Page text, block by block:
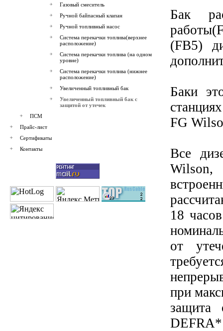
Газовый смеситель
Ручной байпасный клапан
Ручной топливный насос
Система перекачки топлива(верхнее
расположение)
Система перекачки топлива (на одном
уровне)
Система перекачки топлива (нижнее
расположение)
Увеличенный топливный бак
Увеличенный топливный бак с
защитой от утечек
ПСМ
Прайс-лист
Сертификаты
Контакты
Бак
(FB5)
Баки
FG
Все
18
от
при
защита
DEFRA*